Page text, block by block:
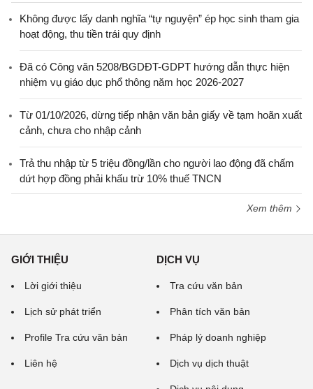
Không được lấy danh nghĩa “tự nguyện” ép học sinh tham gia
hoạt động, thu tiền trái quy định
Đã có Công văn 5208/BGDĐT-GDPT hướng dẫn thực hiện
nhiệm vụ giáo dục phổ thông năm học 2026-2027
Từ 01/10/2026, dừng tiếp nhận văn bản giấy về tạm hoãn xuất
cảnh, chưa cho nhập cảnh
Trả thu nhập từ 5 triệu đồng/lần cho người lao động đã chấm
dứt hợp đồng phải khấu trừ 10% thuế TNCN
Xem thêm
GIỚI THIỆU
Lời giới thiệu
Lịch sử phát triển
Profile Tra cứu văn bản
Liên hệ
DỊCH VỤ
Tra cứu văn bản
Phân tích văn bản
Pháp lý doanh nghiệp
Dịch vụ dịch thuật